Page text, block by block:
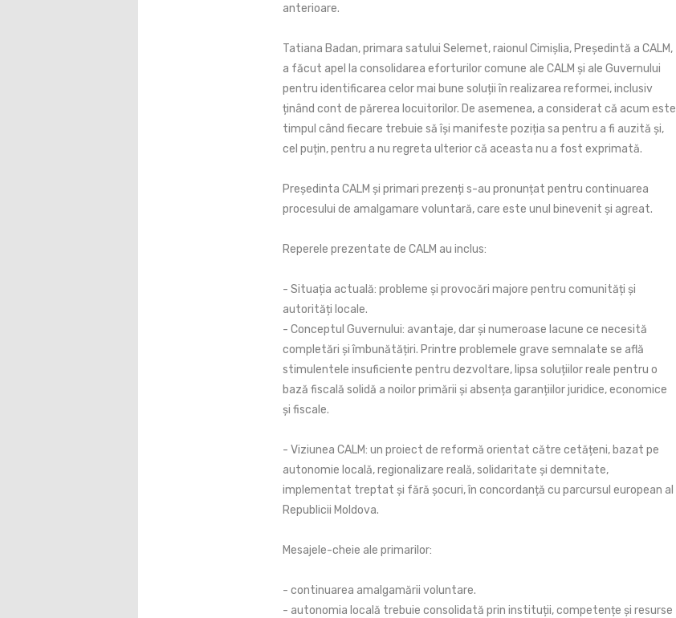
anterioare.
Tatiana Badan, primara satului Selemet, raionul Cimișlia, Președintă a CALM,
a făcut apel la consolidarea eforturilor comune ale CALM și ale Guvernului
pentru identificarea celor mai bune soluții în realizarea reformei, inclusiv
ținând cont de părerea locuitorilor. De asemenea, a considerat că acum este
timpul când fiecare trebuie să își manifeste poziția sa pentru a fi auzită și,
cel puțin, pentru a nu regreta ulterior că aceasta nu a fost exprimată.
Președinta CALM și primari prezenți s-au pronunțat pentru continuarea
procesului de amalgamare voluntară, care este unul binevenit și agreat.
Reperele prezentate de CALM au inclus:
- Situația actuală: probleme și provocări majore pentru comunități și
autorități locale.
- Conceptul Guvernului: avantaje, dar și numeroase lacune ce necesită
completări și îmbunătățiri. Printre problemele grave semnalate se află
stimulentele insuficiente pentru dezvoltare, lipsa soluțiilor reale pentru o
bază fiscală solidă a noilor primării și absența garanțiilor juridice, economice
și fiscale.
- Viziunea CALM: un proiect de reformă orientat către cetățeni, bazat pe
autonomie locală, regionalizare reală, solidaritate și demnitate,
implementat treptat și fără șocuri, în concordanță cu parcursul european al
Republicii Moldova.
Mesajele-cheie ale primarilor:
- continuarea amalgamării voluntare.
- autonomia locală trebuie consolidată prin instituții, competențe și resurse